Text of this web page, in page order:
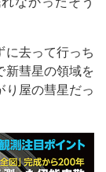
に去って行っち
新彗星の領域を
屋の彗星だっ